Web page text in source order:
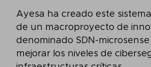
Ayesa ha creado este
de un macroproyecto de
denominado SDN-
mejorar los niveles de